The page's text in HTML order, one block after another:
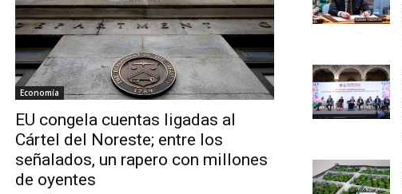
Economía
EU congela cuentas ligadas al
Cártel del Noreste; entre los
señalados, un rapero con millones
de oyentes